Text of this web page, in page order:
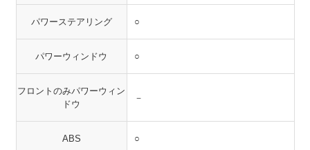
パワーステアリング ○
パワーウィンドウ ○
フロントのみパワーウィン
ドウ
－
ABS ○